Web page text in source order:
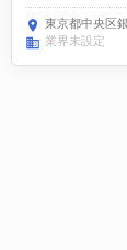
東京都中央区
業界未設定